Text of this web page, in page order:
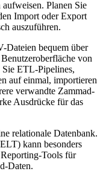
Planen Sie
Import oder Export
auszuführen.
Dateien bequem über
von
ETL-Pipelines,
auf einmal, importieren
verwandte Zammad-
Ausdrücke für das
relationale Datenbank.
kann besonders
Tools für
Daten.